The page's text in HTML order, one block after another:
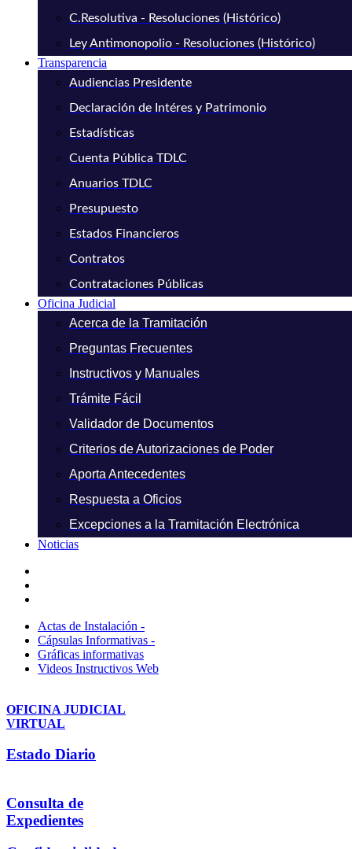
C.Resolutiva - Resoluciones (Histórico)
Ley Antimonopolio - Resoluciones (Histórico)
Transparencia
Audiencias Presidente
Declaración de Intéres y Patrimonio
Estadísticas
Cuenta Pública TDLC
Anuarios TDLC
Presupuesto
Estados Financieros
Contratos
Contrataciones Públicas
Oficina Judicial
Acerca de la Tramitación
Preguntas Frecuentes
Instructivos y Manuales
Trámite Fácil
Validador de Documentos
Criterios de Autorizaciones de Poder
Aporta Antecedentes
Respuesta a Oficios
Excepciones a la Tramitación Electrónica
Noticias
Actas de Instalación -
Cápsulas Informativas -
Gráficas informativas
Videos Instructivos Web
OFICINA JUDICIAL
VIRTUAL
Estado Diario
Consulta de
Expedientes